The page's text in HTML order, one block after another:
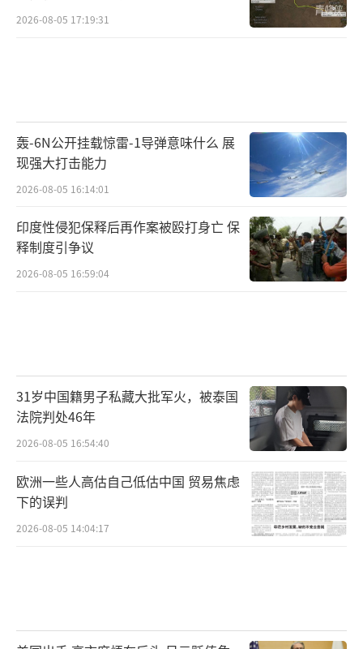
2026-08-05 17:19:31
轰-6N公开挂载惊雷-1导弹意味什么 展
现强大打击能力
2026-08-05 16:14:01
印度性侵犯保释后再作案被殴打身亡 保
释制度引争议
2026-08-05 16:59:04
31岁中国籍男子私藏大批军火，被泰国
法院判处46年
2026-08-05 16:54:40
欧洲一些人高估自己低估中国 贸易焦虑
下的误判
2026-08-05 14:04:17